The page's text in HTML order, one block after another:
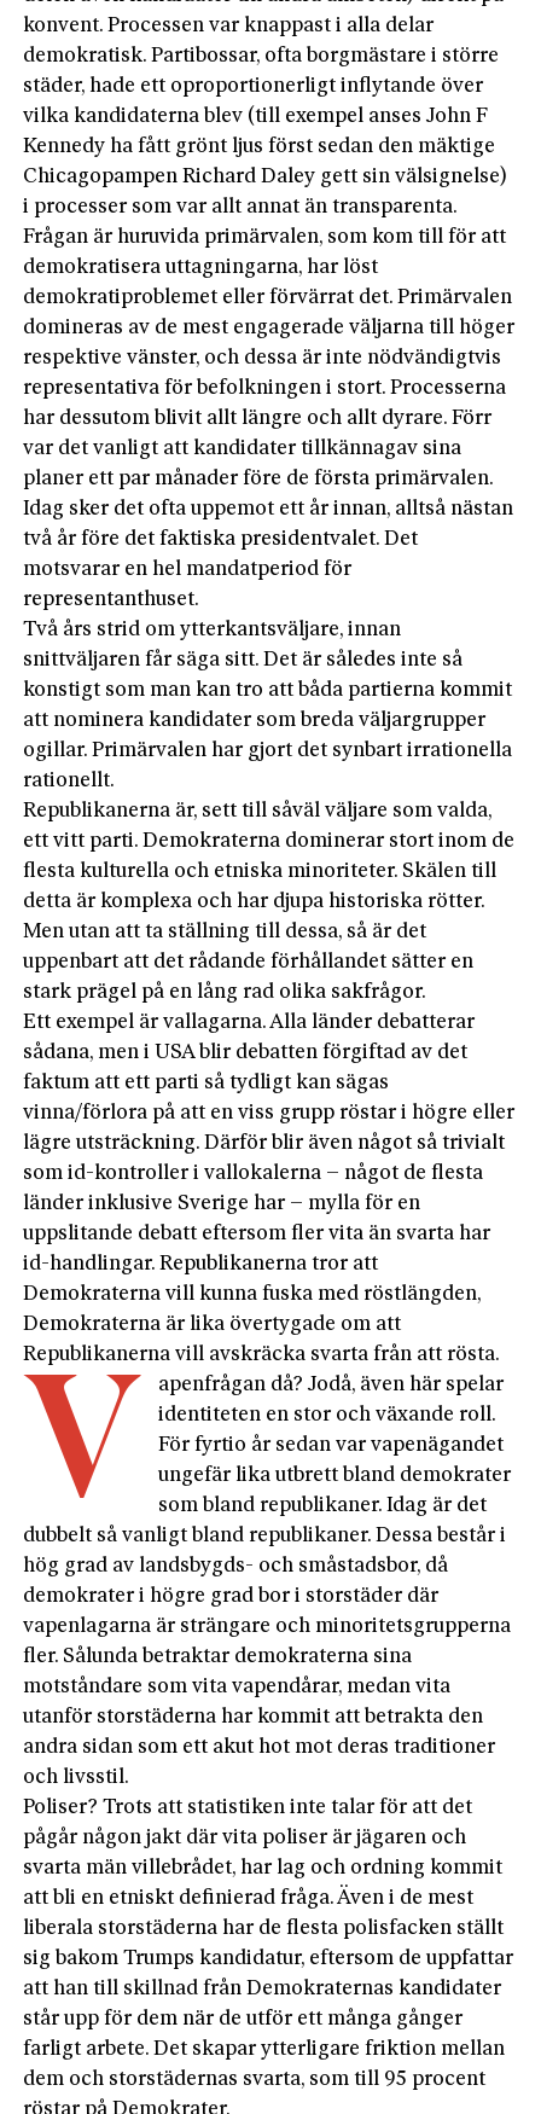
konvent. Processen var knappast i alla delar
demokratisk. Partibossar, ofta borgmästare i större
städer, hade ett oproportionerligt inflytande över
vilka kandidaterna blev (till exempel anses John F
Kennedy ha fått grönt ljus först sedan den mäktige
Chicagopampen Richard Daley gett sin välsignelse)
i processer som var allt annat än transparenta.
Frågan är huruvida primärvalen, som kom till för att
demokratisera uttagningarna, har löst
demokratiproblemet eller förvärrat det. Primärvalen
domineras av de mest engagerade väljarna till höger
respektive vänster, och dessa är inte nödvändigtvis
representativa för befolkningen i stort. Processerna
har dessutom blivit allt längre och allt dyrare. Förr
var det vanligt att kandidater tillkännagav sina
planer ett par månader före de första primärvalen.
Idag sker det ofta uppemot ett år in­nan, alltså nästan
två år före det faktiska presidentvalet. Det
motsvarar en hel mandatperiod för
representanthuset.
Två års strid om ytterkantsväljare, innan
snittväljaren får säga sitt. Det är således inte så
konstigt som man kan tro att båda partierna kommit
att nominera kandidater som breda väljargrupper
ogillar. Primärvalen har gjort det synbart irrationella
rationellt.
Republikanerna är, sett till såväl väljare som valda,
ett vitt parti. Demokraterna dominerar stort inom de
flesta kulturella och etniska minoriteter. Skälen till
detta är komplexa och har ­djupa historiska rötter.
Men utan att ta ställning till dessa, så är det
uppenbart att det rådande förhållandet sätter en
stark prägel på en lång rad olika sakfrågor.
Ett exempel är vallagarna. Alla länder debatterar
sådana, men i USA blir debatten förgiftad av det
faktum att ett parti så tydligt kan sägas
vinna/förlora på att en viss grupp röstar i högre eller
lägre utsträckning. Därför blir även något så trivialt
som id-­kontroller i vallokalerna – något de flesta
länder inklusive Sverige har – mylla för en
uppslitande debatt eftersom fler vita än svarta har
id-handlingar. Republikanerna tror att
Demokraterna vill kunna fuska med röstlängden,
Demokraterna är lika övertygade om att
Republikanerna vill avskräcka svarta från att rösta.
V
apenfrågan då? Jodå, även här spelar
identiteten en stor och växande roll.
För fyrtio år sedan var vapenägandet
ungefär lika utbrett bland demokrater
som bland republikaner. Idag är det
dubbelt så vanligt bland republikaner. Dessa består i
hög grad av landsbygds- och småstadsbor, då
demokrater i högre grad bor i storstäder där
vapenlagarna är strängare och minoritetsgrupperna
fler. Sålunda betraktar demokraterna sina
motståndare som vita vapendårar, medan vita
utanför storstäderna har kommit att betrakta den
andra sidan som ett akut hot mot deras traditioner
och livsstil.
Poliser? Trots att statistiken inte talar för att det
pågår någon jakt där vita poliser är jägaren och
svarta män villebrådet, har lag och ordning kommit
att bli en etniskt definierad fråga. Även i de mest
liberala storstäderna har de flesta polisfacken ställt
sig bakom Trumps kandidatur, eftersom de uppfattar
att han till skillnad från Demokraternas kandidater
står upp för dem när de utför ett många gånger
farligt arbete. Det skapar ytterligare friktion mellan
dem och storstädernas svarta, som till 95 procent
röstar på Demokrater.